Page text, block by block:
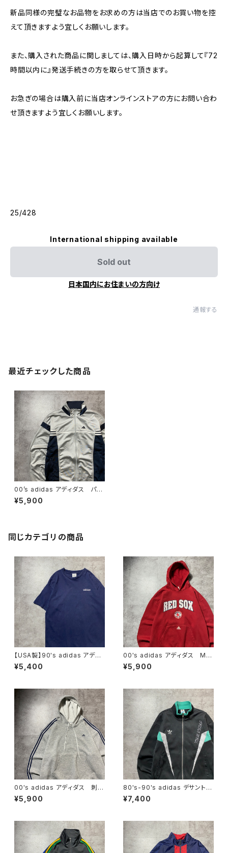
新品同様の完璧なお品物をお求めの方は当店でのお買い物を控
えて頂きますよう宜しくお願いします。
また、購入された商品に関しましては、購入日時から起算して『72
時間以内に』発送手続きの方を取らせて頂きます。
お急ぎの場合は購入前に当店オンラインストアの方にお問い合わ
せ頂きますよう宜しくお願いします。
25/428
International shipping available
Sold out
日本国内にお住まいの方向け
通報する
最近チェックした商品
00’s adidas アディダス パフ
ォーマンスロゴ 刺繍ワンポイ
ント バックロゴ シルバー
¥5,900
同じカテゴリの商品
【USA製】90's adidas アディ
ダス 刺繍ワンポイント ネイ
ビー ヘビーオンス Tシャツ
¥5,400
00's adidas アディダス ML
B RED SOX ボストンレッドソッ
クス チームロゴ センター刺
¥5,900
00's adidas アディダス 刺繍
ワンポイント パフォーマンスロ
ゴ サイドストライプ グレー
¥5,900
80's-90's adidas デサント製
アディダス トレフォイル 刺繍
ロゴ ジャージ トラックジャケ
¥7,400